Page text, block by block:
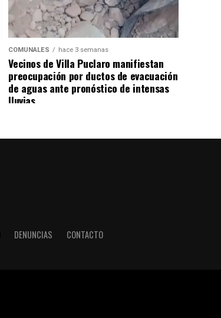
COMUNALES hace 3 semanas
Vecinos de Villa Puclaro manifiestan
preocupación por ductos de evacuación
de aguas ante pronóstico de intensas
lluvias
DENUNCIAS CONTACTO